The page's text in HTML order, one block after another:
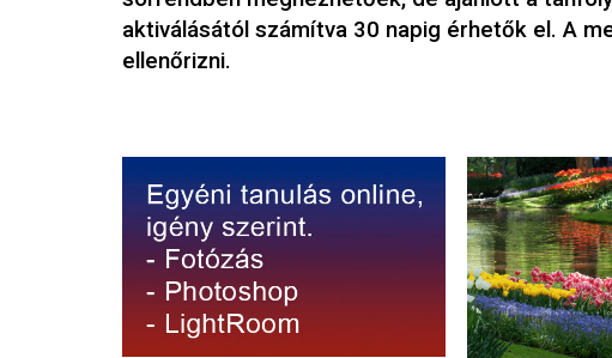
aktiválásától számítva 30 napig érhetők el. A
ellenőrizni.